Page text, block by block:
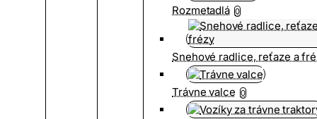
Rozmetadlá 0
Snehové radlice, reťaze a
Trávne valce 0